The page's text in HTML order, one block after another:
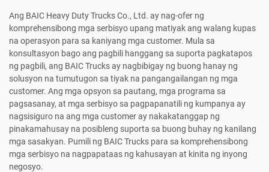
Ang BAIC Heavy Duty Trucks Co., Ltd. ay nag-ofer ng
komprehensibong mga serbisyo upang matiyak ang walang kupas
na operasyon para sa kaniyang mga customer. Mula sa
konsultasyon bago ang pagbili hanggang sa suporta pagkatapos
ng pagbili, ang BAIC Trucks ay nagbibigay ng buong hanay ng
solusyon na tumutugon sa tiyak na pangangailangan ng mga
customer. Ang mga opsyon sa pautang, mga programa sa
pagsasanay, at mga serbisyo sa pagpapanatili ng kumpanya ay
nagsisiguro na ang mga customer ay nakakatanggap ng
pinakamahusay na posibleng suporta sa buong buhay ng kanilang
mga sasakyan. Pumili ng BAIC Trucks para sa komprehensibong
mga serbisyo na nagpapataas ng kahusayan at kinita ng inyong
negosyo.